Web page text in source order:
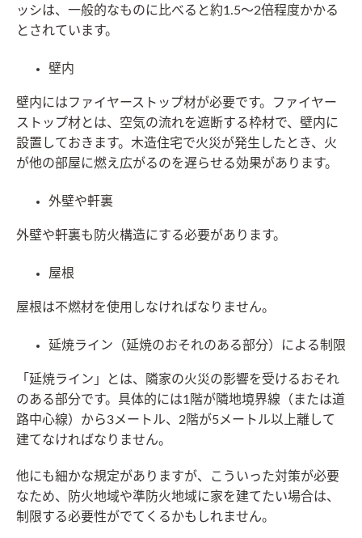
ッシは、一般的なものに比べると約1.5〜2倍程度かかる
とされています。
壁内
壁内にはファイヤーストップ材が必要です。ファイヤー
ストップ材とは、空気の流れを遮断する枠材で、壁内に
設置しておきます。木造住宅で火災が発生したとき、火
が他の部屋に燃え広がるのを遅らせる効果があります。
外壁や軒裏
外壁や軒裏も防火構造にする必要があります。
屋根
屋根は不燃材を使用しなければなりません。
延焼ライン（延焼のおそれのある部分）による制限
「延焼ライン」とは、隣家の火災の影響を受けるおそれ
のある部分です。具体的には1階が隣地境界線（または道
路中心線）から3メートル、2階が5メートル以上離して
建てなければなりません。
他にも細かな規定がありますが、こういった対策が必要
なため、防火地域や準防火地域に家を建てたい場合は、
制限する必要性がでてくるかもしれません。